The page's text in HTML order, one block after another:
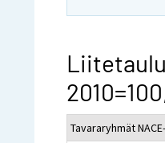
Tavararyhmät